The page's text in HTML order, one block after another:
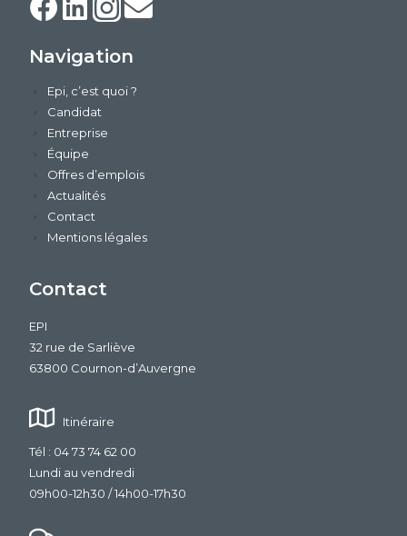
Navigation
Epi, c’est quoi ?
Candidat
Entreprise
Équipe
Offres d’emplois
Actualités
Contact
Mentions légales
Contact
EPI
32 rue de Sarliève
63800 Cournon-d’Auvergne
Itinéraire
Tél : 04 73 74 62 00
Lundi au vendredi
09h00-12h30 / 14h00-17h30